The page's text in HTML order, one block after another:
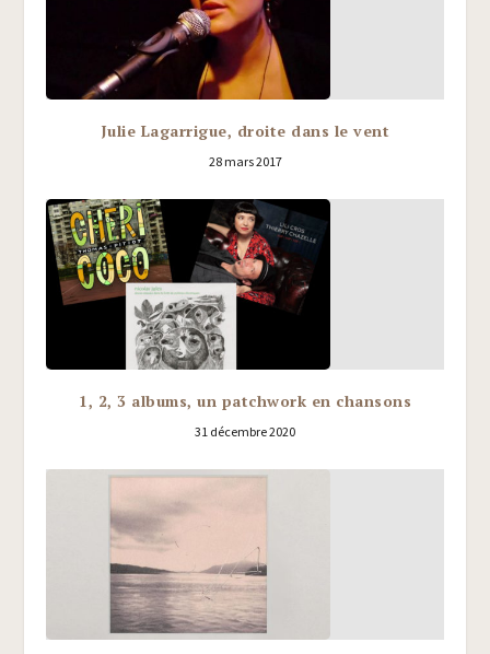
Julie Lagarrigue, droite dans le vent
28 mars 2017
1, 2, 3 albums, un patchwork en chansons
31 décembre 2020